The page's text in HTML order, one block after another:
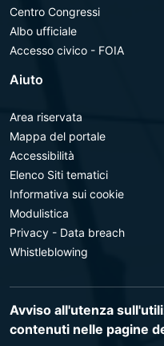
Centro Congressi
Albo ufficiale
Accesso civico - FOIA
Aiuto
Area riservata
Mappa del portale
Accessibilità
Elenco Siti tematici
Informativa sui cookie
Modulistica
Privacy - Data breach
Whistleblowing
Avviso all'utenza
contenuti nelle pagine